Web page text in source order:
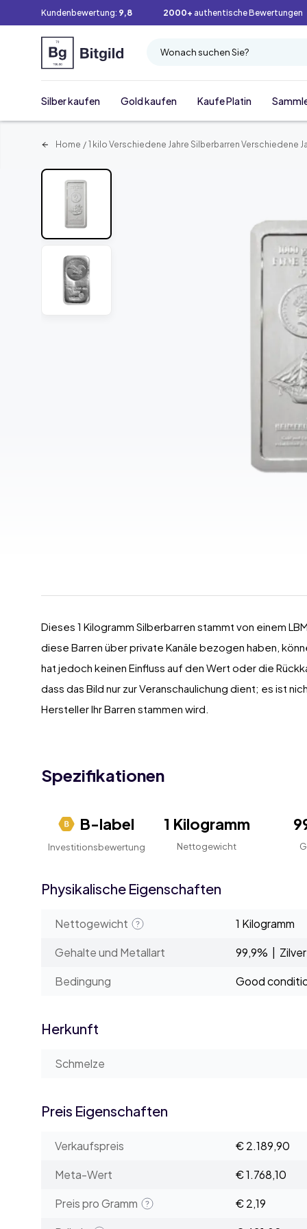
Kundenbewertung: 9,8 2000+ authentische Bewertungen
Wonach suchen Sie?
Silber kaufen Gold kaufen Kaufe Platin
Home / 1 kilo Verschiedene Jahre Silberbarren Verschiedene
Dieses 1 Kilogramm Silberbarren stammt von einem
diese Barren über private Kanäle bezogen haben,
hat jedoch keinen Einfluss auf den Wert oder die
dass das Bild nur zur Veranschaulichung dient; es ist
Hersteller Ihr Barren stammen wird.
Spezifikationen
B-label
Investitionsbewertung
1 Kilogramm
Nettogewicht
Physikalische Eigenschaften
Nettogewicht
1 Kilogramm
Gehalte und Metallart
99,9% | Zilver
Bedingung
Good
Herkunft
Schmelze
Preis Eigenschaften
Verkaufspreis
€ 2.189,90
Meta-Wert
€ 1.768,10
Preis pro Gramm
€ 2,19